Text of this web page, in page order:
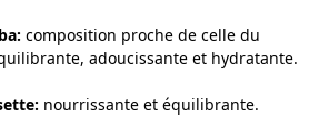
composition proche de celle du
adoucissante et hydratante.
nourrissante et équilibrante.